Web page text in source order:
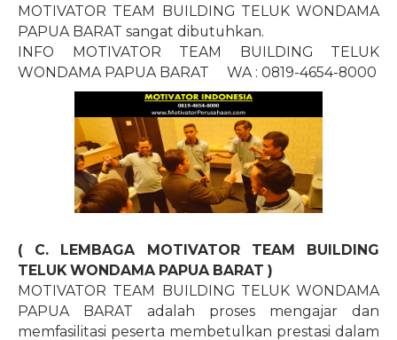
MOTIVATOR TEAM BUILDING TELUK WONDAMA
PAPUA BARAT sangat dibutuhkan.
INFO MOTIVATOR TEAM BUILDING TELUK
WONDAMA PAPUA BARAT
WA : 0819-4654-8000
( C. LEMBAGA MOTIVATOR TEAM BUILDING
TELUK WONDAMA PAPUA BARAT )
MOTIVATOR TEAM BUILDING TELUK WONDAMA
PAPUA BARAT adalah proses mengajar dan
memfasilitasi peserta membetulkan prestasi dalam